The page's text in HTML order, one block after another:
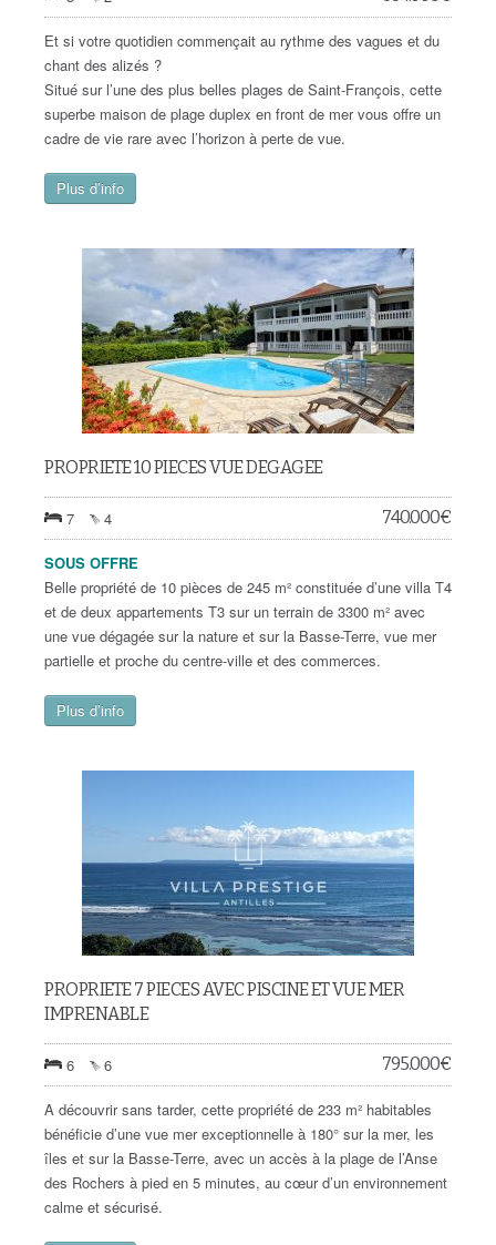
Et si votre quotidien commençait au rythme des vagues et du
chant des alizés ?
Situé sur l’une des plus belles plages de Saint-François, cette
superbe maison de plage duplex en front de mer vous offre un
cadre de vie rare avec l’horizon à perte de vue.
Plus d’info
PROPRIETE 10 PIECES VUE DEGAGEE
7 4 740.000€
SOUS OFFRE
Belle propriété de 10 pièces de 245 m² constituée d’une villa T4
et de deux appartements T3 sur un terrain de 3300 m² avec
une vue dégagée sur la nature et sur la Basse-Terre, vue mer
partielle et proche du centre-ville et des commerces.
Plus d’info
PROPRIETE 7 PIECES AVEC PISCINE ET VUE MER
IMPRENABLE
6 6 795.000€
A découvrir sans tarder, cette propriété de 233 m² habitables
bénéficie d’une vue mer exceptionnelle à 180° sur la mer, les
îles et sur la Basse-Terre, avec un accès à la plage de l’Anse
des Rochers à pied en 5 minutes, au cœur d’un environnement
calme et sécurisé.